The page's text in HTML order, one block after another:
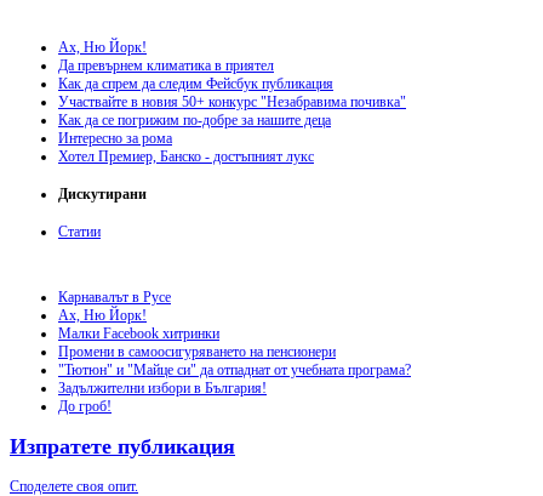
Ах, Ню Йорк!
Да превърнем климатика в приятел
Как да спрем да следим Фейсбук публикация
Участвайте в новия 50+ конкурс "Незабравима почивка"
Как да се погрижим по-добре за нашите деца
Интересно за рома
Хотел Премиер, Банско - достъпният лукс
Дискутирани
Статии
Карнавалът в Русе
Ах, Ню Йорк!
Малки Facebook хитринки
Промени в самоосигуряването на пенсионери
"Тютюн" и "Майце си" да отпаднат от учебната програма?
Задължителни избори в България!
До гроб!
Изпратете публикация
Споделете своя опит.